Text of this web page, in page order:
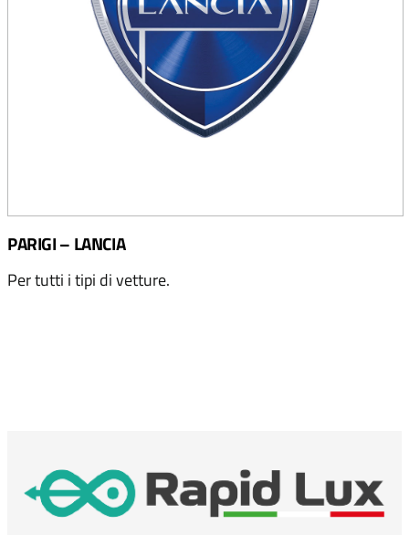
PARIGI – LANCIA
Per tutti i tipi di vetture.